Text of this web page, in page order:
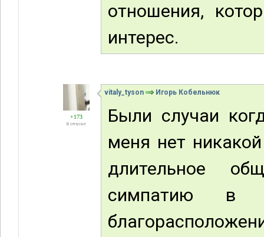
отношения,
интерес.
+173
В отпуске
vitaly_tyson Игорь Кобельнюк
Были случаи
меня нет
длительное
симпатию в